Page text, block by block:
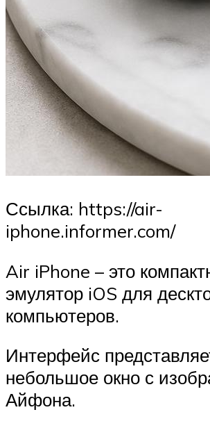
Ссылка: https://air-
iphone.informer.com/
Air iPhone – это
эмулятор iOS для
компьютеров.
Интерфейс
небольшое окно с
Айфона.